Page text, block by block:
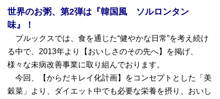
世界のお粥、第2弾は『韓国風 ソルロンタン
味』！
ブルックスでは、食を通じた“健やかな日常”を考え続け
る中で、2013年より【おいしさのその先へ】を掲げ、
様々な未病改善事業に取り組んでおります。
今回、【からだキレイ化計画】をコンセプトとした「美
穀菜」より、ダイエット中でも必要な栄養を摂り、おいし